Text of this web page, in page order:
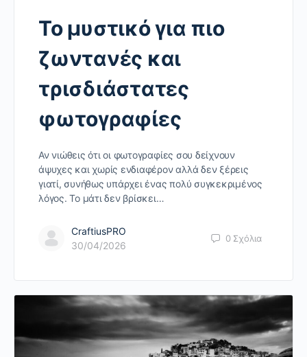
Το μυστικό για πιο
ζωντανές και
τρισδιάστατες
φωτογραφίες
Αν νιώθεις ότι οι φωτογραφίες σου δείχνουν
άψυχες και χωρίς ενδιαφέρον αλλά δεν ξέρεις
γιατί, συνήθως υπάρχει ένας πολύ συγκεκριμένος
λόγος. Το μάτι δεν βρίσκει…
CraftiusPRO
30/04/2026
0 Σχόλια